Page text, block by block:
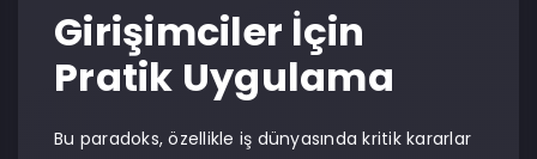
Girişimciler İçin
Pratik Uygulama
Bu paradoks, özellikle iş dünyasında kritik kararlar